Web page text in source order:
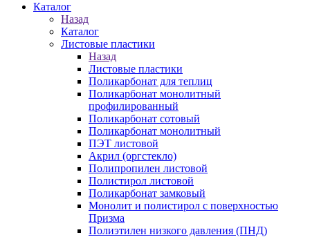
Каталог
Назад
Каталог
Листовые пластики
Назад
Листовые пластики
Поликарбонат для теплиц
Поликарбонат монолитный
профилированный
Поликарбонат сотовый
Поликарбонат монолитный
ПЭТ листовой
Акрил (оргстекло)
Полипропилен листовой
Полистирол листовой
Поликарбонат замковый
Монолит и полистирол с поверхностью
Призма
Полиэтилен низкого давления (ПНД)